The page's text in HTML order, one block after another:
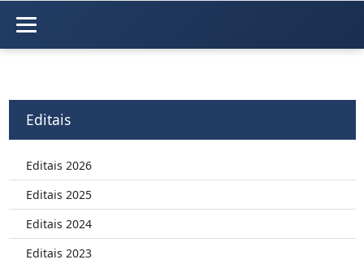
Editais
Editais 2026
Editais 2025
Editais 2024
Editais 2023